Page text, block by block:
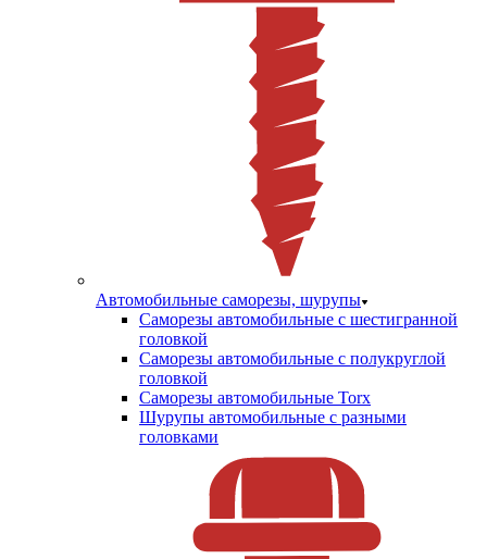
Автомобильные саморезы, шурупы
Саморезы автомобильные с шестигранной
головкой
Саморезы автомобильные с полукруглой
головкой
Саморезы автомобильные Torx
Шурупы автомобильные с разными
головками